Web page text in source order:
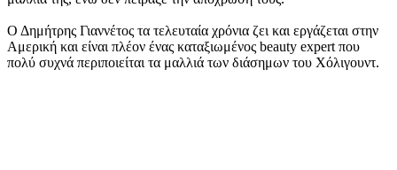
Ο Δημήτρης Γιαννέτος τα τελευταία χρόνια ζει και εργάζεται στην
Αμερική και είναι πλέον ένας καταξιωμένος beauty expert που
πολύ συχνά περιποιείται τα μαλλιά των διάσημων του Χόλιγουντ.